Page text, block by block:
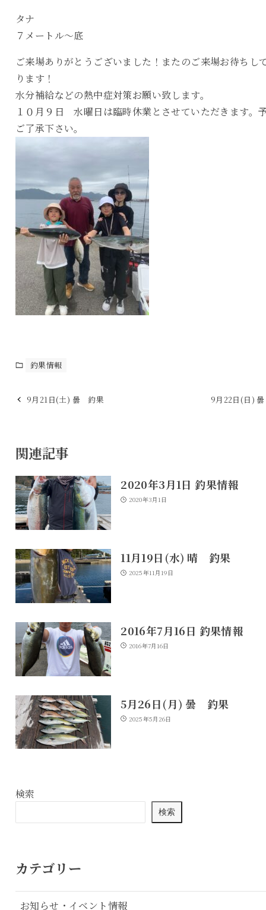
タナ
７メートル〜底
ご来場ありがとうございました！またのご来場お待ちし
ります！
水分補給などの熱中症対策お願い致します。
１０月９日 水曜日は臨時休業とさせていただきます。
ご了承下さい。
釣果情報
9月21日(土) 曇 釣果 9月22日(日)
関連記事
2020年3月1日 釣果情報
2020年3月1日
11月19日(水) 晴 釣果
2025年11月19日
2016年7月16日 釣果情報
2016年7月16日
5月26日(月) 曇 釣果
2025年5月26日
検索
検索
カテゴリー
お知らせ・イベント情報